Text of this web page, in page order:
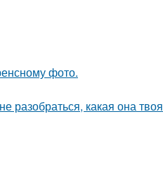
фото.
разобраться, какая она твоя